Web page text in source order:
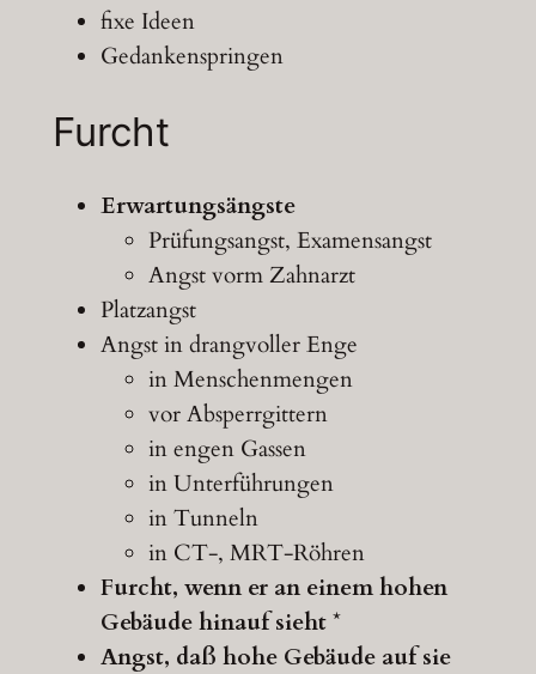
fixe Ideen
Gedankenspringen
Furcht
Erwartungsängste
Prüfungsangst, Examensangst
Angst vorm Zahnarzt
Platzangst
Angst in drangvoller Enge
in Menschenmengen
vor Absperrgittern
in engen Gassen
in Unterführungen
in Tunneln
in CT-, MRT-Röhren
Furcht, wenn er an einem hohen
Gebäude hinauf sieht*
Angst, daß hohe Gebäude auf sie